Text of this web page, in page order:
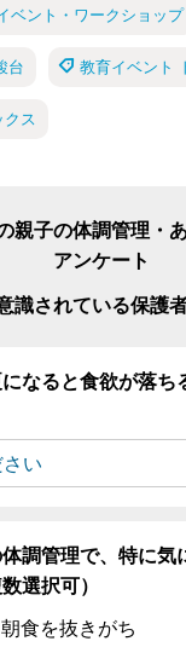
ベント・ワークショップ
台 教育イベント
クス
親子の体調管理・
アンケート
識されている保護
なると食欲が落ち
調管理で、特に気
選択可）
食を抜きがち